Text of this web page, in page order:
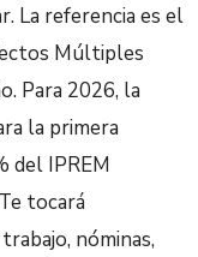
La referencia es el
Múltiples
Para 2026, la
la primera
del IPREM
tocará
nóminas,